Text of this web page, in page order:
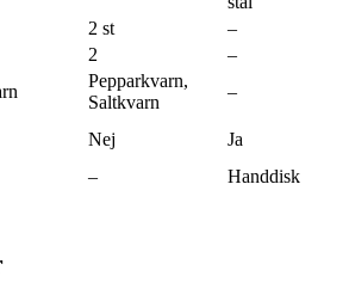
2 st
–
2
–
Pepparkvarn,
Saltkvarn
–
Nej
Ja
– Handdisk